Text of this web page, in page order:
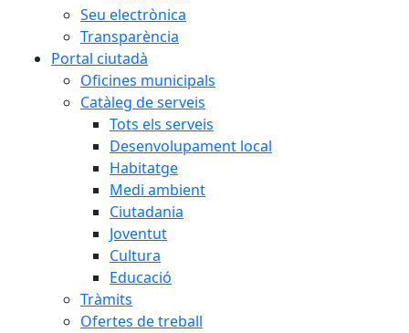
Seu electrònica
Transparència
Portal ciutadà
Oficines municipals
Catàleg de serveis
Tots els serveis
Desenvolupament local
Habitatge
Medi ambient
Ciutadania
Joventut
Cultura
Educació
Tràmits
Ofertes de treball